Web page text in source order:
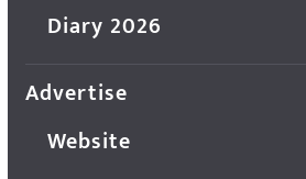
Diary 2026
Advertise
Website